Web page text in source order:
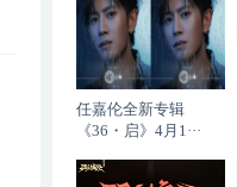
任嘉伦全新专辑
《36・启》4月1···